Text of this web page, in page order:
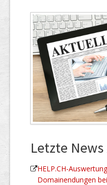
Letzte
HELP.CH-
Domainendungen